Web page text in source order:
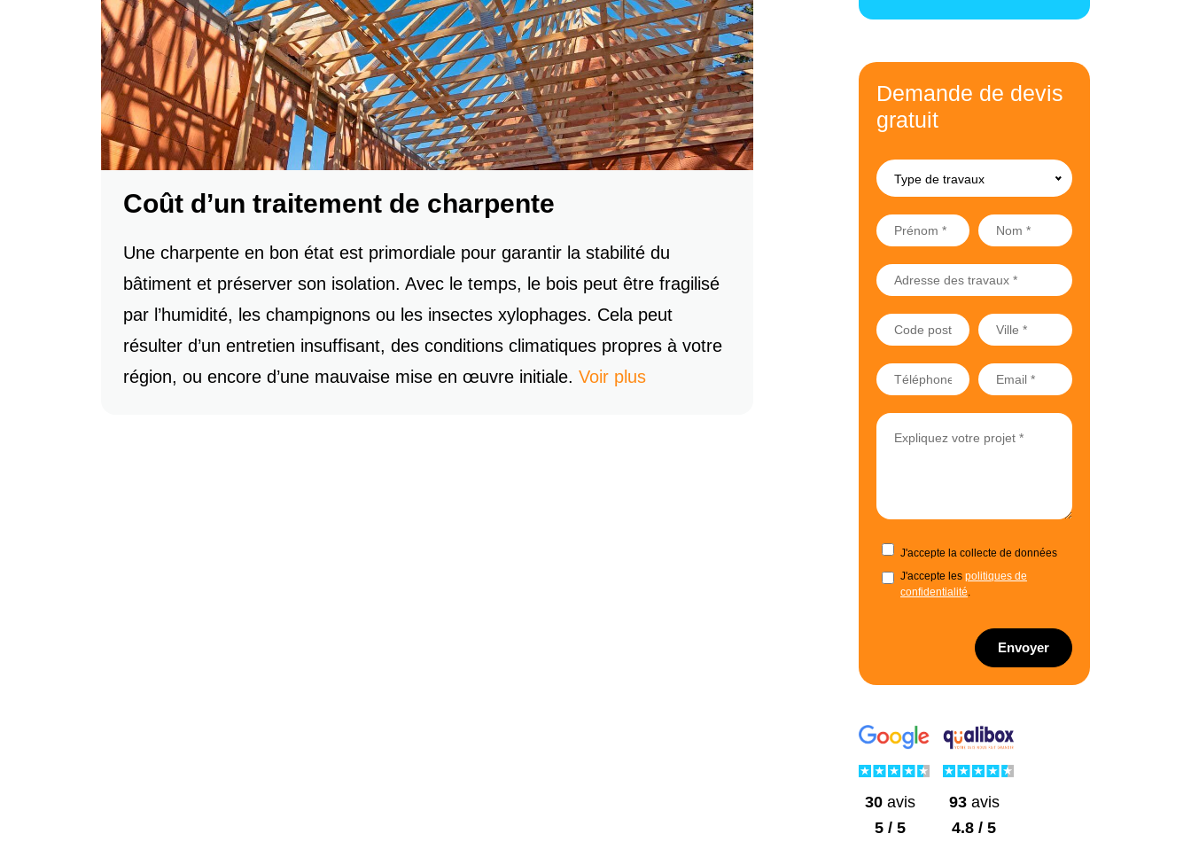
Coût d’un traitement de charpente
Une charpente en bon état est primordiale pour garantir la stabilité du
bâtiment et préserver son isolation. Avec le temps, le bois peut être fragilisé
par l’humidité, les champignons ou les insectes xylophages. Cela peut
résulter d’un entretien insuffisant, des conditions climatiques propres à votre
région, ou encore d’une mauvaise mise en œuvre initiale. Voir plus
Demande de devis
gratuit
Type de travaux
J'accepte la collecte de données
J'accepte les politiques de
confidentialité.
Envoyer
30avis
5 / 5
93avis
4.8 / 5